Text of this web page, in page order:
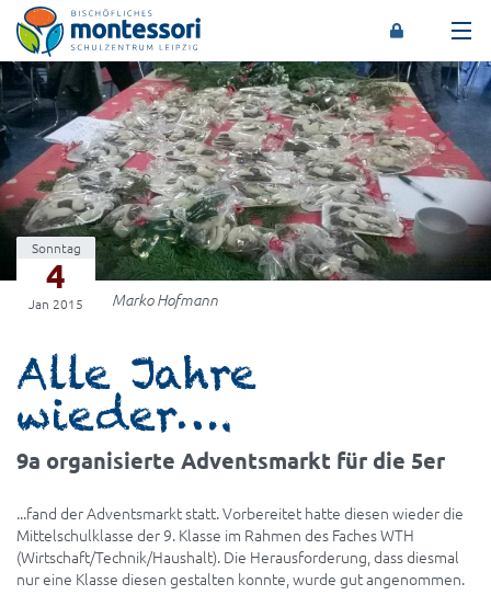
Montessori-Schulzentrum Leipzig
Sonntag
4
Jan 2015 Marko Hofmann
Alle Jahre
wieder….
9a organisierte Adventsmarkt für die 5er
...fand der Adventsmarkt statt. Vorbereitet hatte diesen wieder die
Mittelschulklasse der 9. Klasse im Rahmen des Faches WTH
(Wirtschaft/Technik/Haushalt). Die Herausforderung, dass diesmal
nur eine Klasse diesen gestalten konnte, wurde gut angenommen.